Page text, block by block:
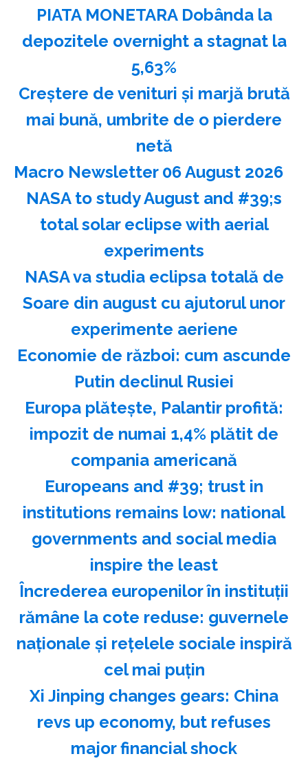
PIATA MONETARA Dobânda la
depozitele overnight a stagnat la
5,63%
Creştere de venituri şi marjă brută
mai bună, umbrite de o pierdere
netă
Macro Newsletter 06 August 2026
NASA to study August and #39;s
total solar eclipse with aerial
experiments
NASA va studia eclipsa totală de
Soare din august cu ajutorul unor
experimente aeriene
Economie de război: cum ascunde
Putin declinul Rusiei
Europa plăteşte, Palantir profită:
impozit de numai 1,4% plătit de
compania americană
Europeans and #39; trust in
institutions remains low: national
governments and social media
inspire the least
Încrederea europenilor în instituţii
rămâne la cote reduse: guvernele
naţionale şi reţelele sociale inspiră
cel mai puţin
Xi Jinping changes gears: China
revs up economy, but refuses
major financial shock